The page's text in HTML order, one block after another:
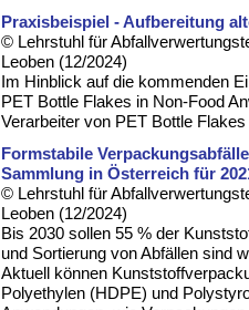
Praxisbeispiel - Aufbereitung
© Lehrstuhl für
Leoben (12/2024)
Im Hinblick auf die kommenden
PET Bottle Flakes in Non-Food
Verarbeiter von PET Bottle
Formstabile
Sammlung in Österreich für
© Lehrstuhl für
Leoben (12/2024)
Bis 2030 sollen 55 % der
und Sortierung von Abfällen sind
Aktuell können
Polyethylen (HDPE) und